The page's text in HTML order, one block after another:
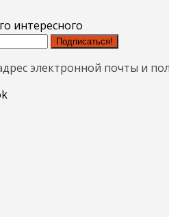
интересного
Подписаться!
электронной почты и